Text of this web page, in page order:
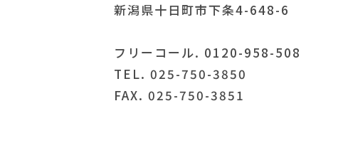
新潟県十日町市下条4-648-6
フリーコール. 0120-958-508
TEL. 025-750-3850
FAX. 025-750-3851